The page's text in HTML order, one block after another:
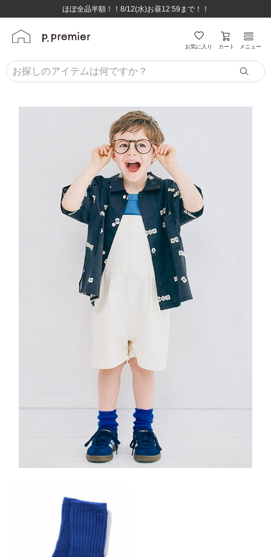
8,800円(税込)以上のお買い物で送料無料♪
ほぼ全品半額！！8/12(水)お昼12:59まで！！
8,800円(税込)以上のお買い物で送料無料♪
ほぼ全品半額！！8/12(水)お昼12:59まで！！
お気に入り カート メニュー